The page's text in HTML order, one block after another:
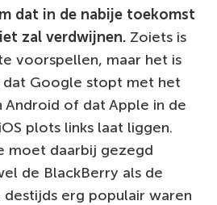
dat in de nabije toekomst
zal verdwijnen. Zoiets is
voorspellen, maar het is
dat Google stopt met het
Android of dat Apple in de
plots links laat liggen.
moet daarbij gezegd
de BlackBerry als de
destijds erg populair waren